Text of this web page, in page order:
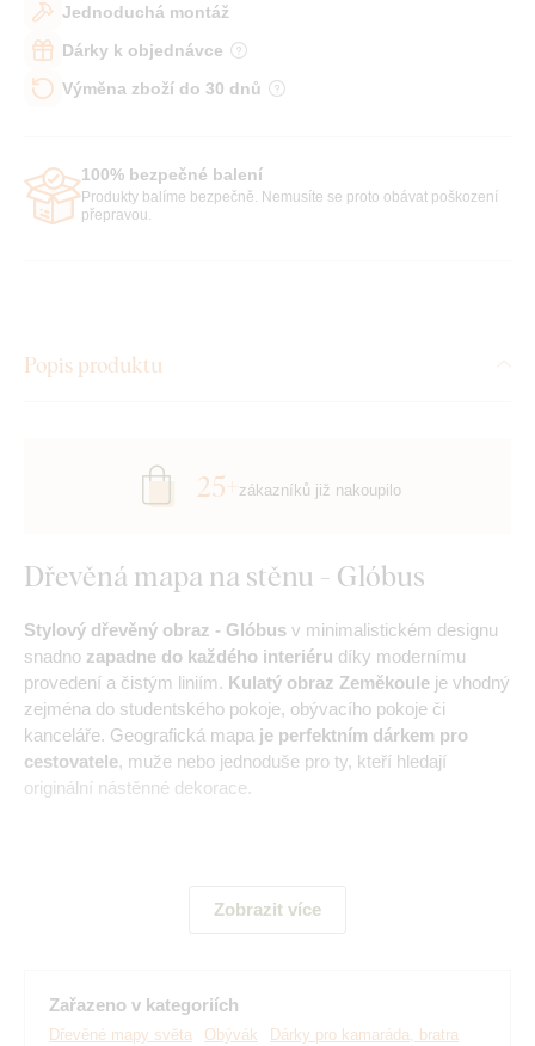
Jednoduchá montáž
Dárky k objednávce
Výměna zboží do 30 dnů
100% bezpečné balení
Produkty balíme bezpečně. Nemusíte se proto obávat poškození
přepravou.
Popis produktu
Dřevěná mapa na stěnu - Glóbus
Stylový dřevěný obraz - Glóbus v minimalistickém designu
snadno zapadne do každého interiéru díky modernímu
provedení a čistým liniím. Kulatý obraz Zeměkoule je vhodný
zejména do studentského pokoje, obývacího pokoje či
kanceláře. Geografická mapa je perfektním dárkem pro
cestovatele, muže nebo jednoduše pro ty, kteří hledají
originální nástěnné dekorace.
Jednoduchá montáž na stěnu
Zobrazit více
25+ zákazníků již nakoupilo
Zařazeno v kategoriích
Dřevěné mapy světa Obývák
Dárky pro kamaráda, bratra